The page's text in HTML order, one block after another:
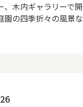
木内ギャラリーで
の四季折々の風景